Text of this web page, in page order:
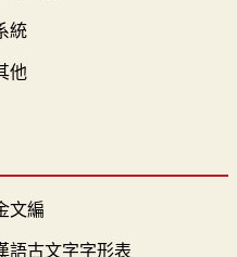
統
他
文編
語古文字字形表